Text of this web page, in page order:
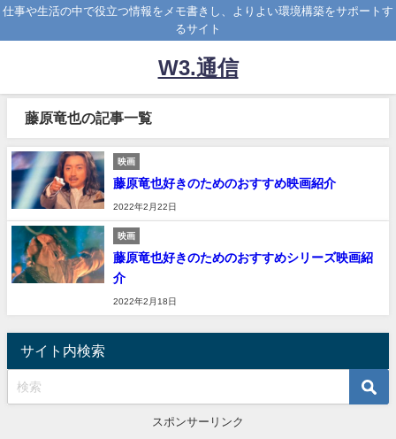
仕事や生活の中で役立つ情報をメモ書きし、よりよい環境構築をサポートす
るサイト
W3.通信
藤原竜也の記事一覧
映画
藤原竜也好きのためのおすすめ映画紹介
2022年2月22日
映画
藤原竜也好きのためのおすすめシリーズ映画紹
介
2022年2月18日
サイト内検索
スポンサーリンク